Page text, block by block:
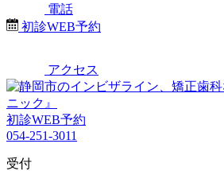
電話
初診WEB予約
アクセス
初診WEB予約
054-251-3011
受付